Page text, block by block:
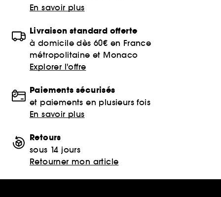
En savoir plus
Livraison standard offerte
à domicile dès 60€ en France
métropolitaine et Monaco
Explorer l'offre
Paiements sécurisés
et paiements en plusieurs fois
En savoir plus
Retours
sous 14 jours
Retourner mon article